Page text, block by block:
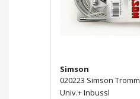
Simson
020223 Simson
Univ.+ Inbussl